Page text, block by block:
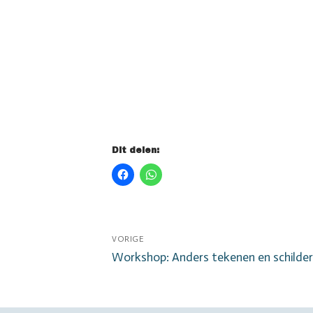
Dit delen:
Bericht
navigatie
VORIGE
Vorig
Workshop: Anders tekenen en